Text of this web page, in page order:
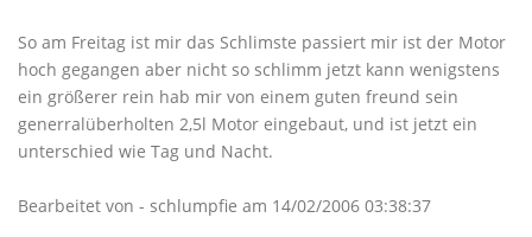
So am Freitag ist mir das Schlimste passiert mir ist der Motor
hoch gegangen aber nicht so schlimm jetzt kann wenigstens
ein größerer rein hab mir von einem guten freund sein
generralüberholten 2,5l Motor eingebaut, und ist jetzt ein
unterschied wie Tag und Nacht.
Bearbeitet von - schlumpfie am 14/02/2006 03:38:37